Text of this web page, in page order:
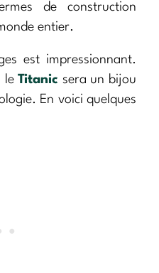
de construction
entier.
est impressionnant.
leTitanic sera un bijou
En voici quelques